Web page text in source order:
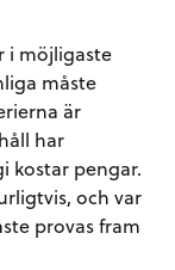
i möjligaste
måste
är
har
kostar pengar.
och var
provas fram